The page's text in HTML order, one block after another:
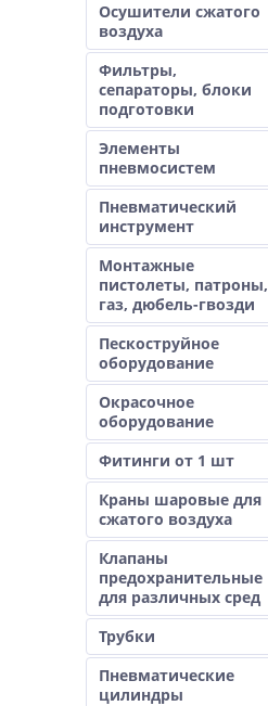
Осушители сжатого
воздуха
Фильтры,
сепараторы, блоки
подготовки
Элементы
пневмосистем
Пневматический
инструмент
Монтажные
пистолеты, патроны,
газ, дюбель-гвозди
Пескоструйное
оборудование
Окрасочное
оборудование
Фитинги от 1 шт
Краны шаровые для
сжатого воздуха
Клапаны
предохранительные
для различных сред
Трубки
Пневматические
цилиндры